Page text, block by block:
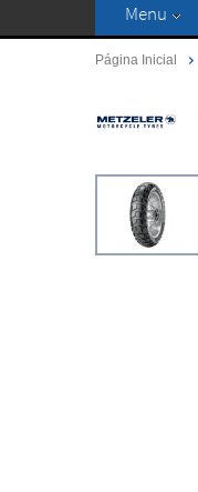
Menu
Página Inicial